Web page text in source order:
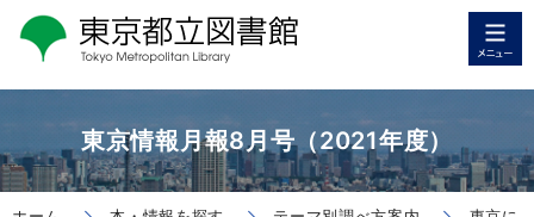
東京情報月報8月号（2021年度）